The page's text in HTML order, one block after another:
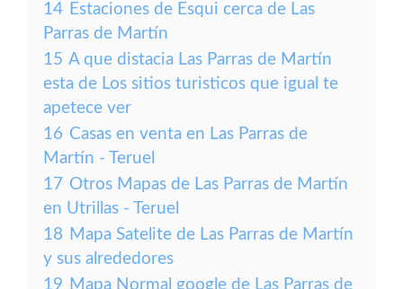
14 Estaciones de Esqui cerca de Las
Parras de Martín
15 A que distacia Las Parras de Martín
esta de Los sitios turisticos que igual te
apetece ver
16 Casas en venta en Las Parras de
Martín - Teruel
17 Otros Mapas de Las Parras de Martín
en Utrillas - Teruel
18 Mapa Satelite de Las Parras de Martín
y sus alrededores
19 Mapa Normal google de Las Parras de